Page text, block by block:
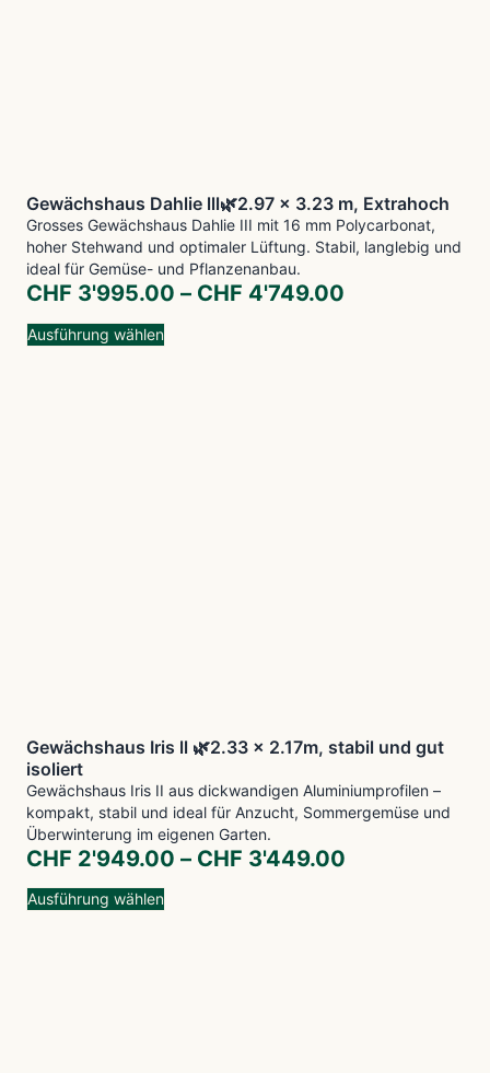
Gewächshaus Dahlie lll🌿2.97 x 3.23 m, Extrahoch
Grosses Gewächshaus Dahlie III mit 16 mm Polycarbonat,
hoher Stehwand und optimaler Lüftung. Stabil, langlebig und
ideal für Gemüse- und Pflanzenanbau.
CHF 3'995.00 – CHF 4'749.00
Ausführung wählen
Gewächshaus Iris ll 🌿2.33 x 2.17m, stabil und gut
isoliert
Gewächshaus Iris II aus dickwandigen Aluminiumprofilen –
kompakt, stabil und ideal für Anzucht, Sommergemüse und
Überwinterung im eigenen Garten.
CHF 2'949.00 – CHF 3'449.00
Ausführung wählen